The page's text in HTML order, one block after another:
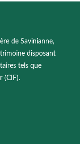
de Savinianne,
disposant
tels que
(CIF).